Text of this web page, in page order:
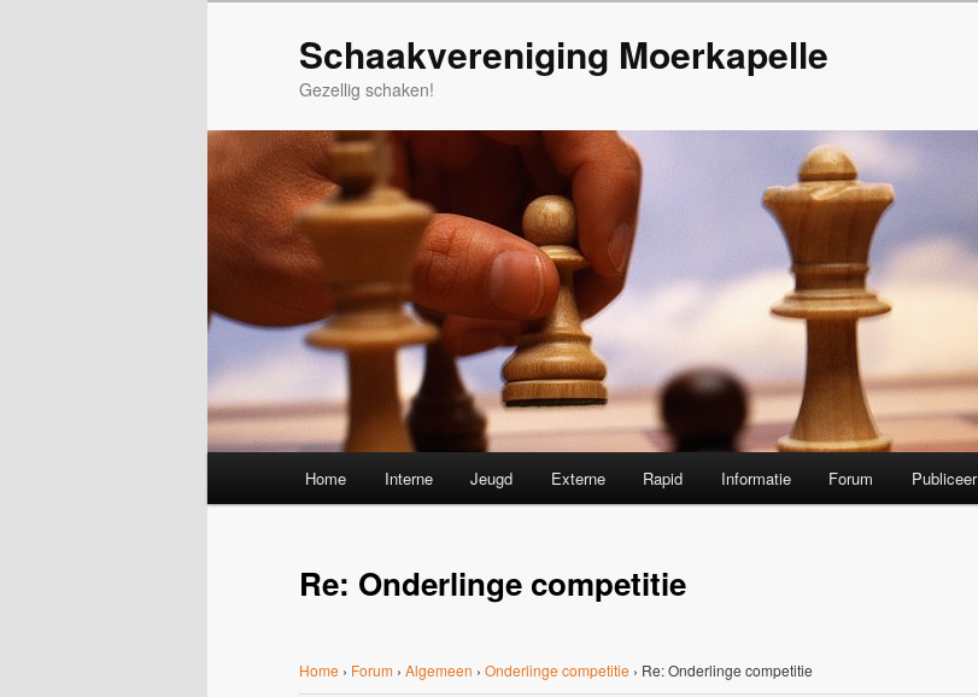
Schaakvereniging Moerkapelle
Gezellig schaken!
Home Interne Jeugd Externe Rapid Informatie Forum Publiceer
Re: Onderlinge competitie
Home › Forum › Algemeen › Onderlinge competitie › Re: Onderlinge competitie